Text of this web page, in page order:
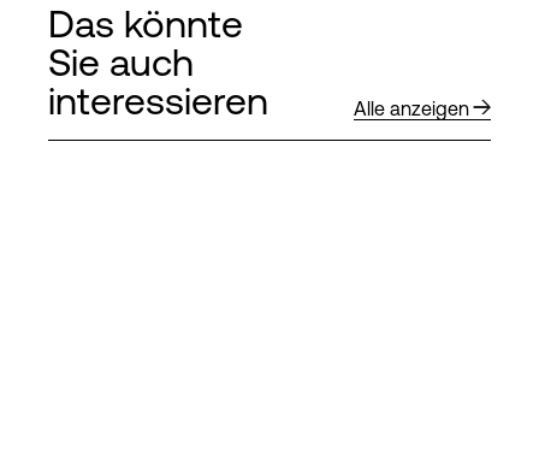
Das könnte
Sie auch
interessieren
Alle anzeigen